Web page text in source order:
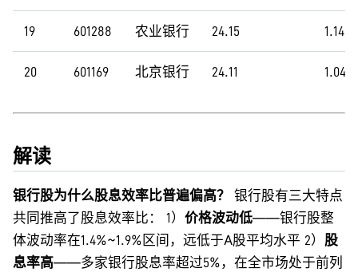
19 601288 农业银行 24.15 1.14
20 601169 北京银行 24.11 1.04
解读
银行股为什么股息效率比普遍偏高？
银行股有三大特点
共同推高了股息效率比： 1） 价格波动低——银行股整
体波动率在1.4%~1.9%区间，远低于A股平均水平 2） 股
息率高——多家银行股息率超过5%，在全市场处于前列